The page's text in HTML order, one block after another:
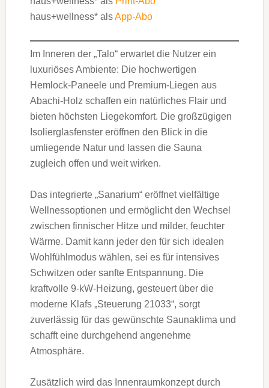
haus+wellness* alsApp-Abo
Im Inneren der „Talo“ erwartet die Nutzer ein
luxuriöses Ambiente: Die hochwertigen
Hemlock-Paneele und Premium-Liegen aus
Abachi-Holz schaffen ein natürliches Flair und
bieten höchsten Liegekomfort. Die großzügigen
Isolierglasfenster eröffnen den Blick in die
umliegende Natur und lassen die Sauna
zugleich offen und weit wirken.
Das integrierte „Sanarium“ eröffnet vielfältige
Wellnessoptionen und ermöglicht den Wechsel
zwischen finnischer Hitze und milder, feuchter
Wärme. Damit kann jeder den für sich idealen
Wohlfühlmodus wählen, sei es für intensives
Schwitzen oder sanfte Entspannung. Die
kraftvolle 9-kW-Heizung, gesteuert über die
moderne Klafs „Steuerung 21033“, sorgt
zuverlässig für das gewünschte Saunaklima und
schafft eine durchgehend angenehme
Atmosphäre.
Zusätzlich wird das Innenraumkonzept durch